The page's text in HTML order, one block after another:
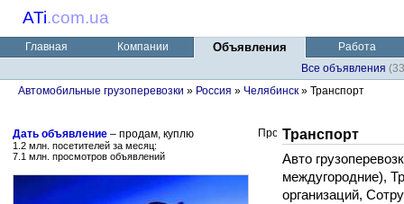
ATi.com.ua
Главная Компании Объявления
Работа
Все объявления
Автомобильные грузоперевозки » Россия » Челябинск » Транспорт
Дать объявление – продам, куплю
1.2 млн. посетителей за месяц:
7.1 млн. просмотров объявлений
Транспорт
Авто
междугородние),
организаций,